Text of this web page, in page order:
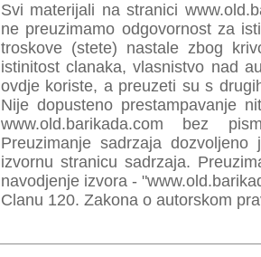
Svi materijali na stranici
preuzimamo odgovornost za
troskove (stete) nastale zbog
istinitost clanaka, vlasnistvo nad
ovdje koriste, a preuzeti su s
Nije dopusteno prestampavanje
www.old.barikada.com bez
Preuzimanje sadrzaja
izvornu stranicu sadrzaja.
navodjenje izvora -
Clanu 120. Zakona o autorskom